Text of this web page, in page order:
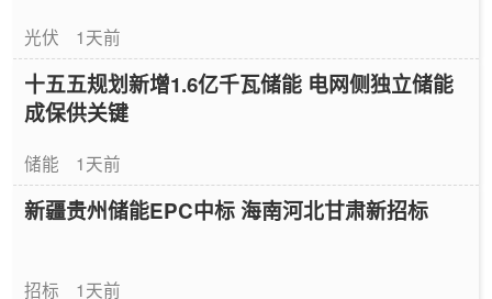
光伏 1天前
十五五规划新增1.6亿千瓦储能 电网侧独立储能
成保供关键
储能 1天前
新疆贵州储能EPC中标 海南河北甘肃新招标
招标 1天前